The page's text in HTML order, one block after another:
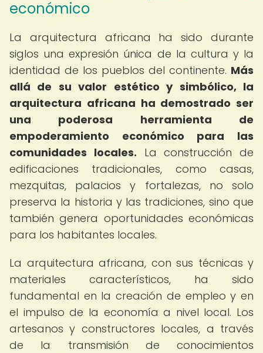
económico
La arquitectura africana ha sido durante
siglos una expresión única de la cultura y la
identidad de los pueblos del continente. Más
allá de su valor estético y simbólico, la
arquitectura africana ha demostrado ser
una poderosa herramienta de
empoderamiento económico para las
comunidades locales. La construcción de
edificaciones tradicionales, como casas,
mezquitas, palacios y fortalezas, no solo
preserva la historia y las tradiciones, sino que
también genera oportunidades económicas
para los habitantes locales.
La arquitectura africana, con sus técnicas y
materiales característicos, ha sido
fundamental en la creación de empleo y en
el impulso de la economía a nivel local. Los
artesanos y constructores locales, a través
de la transmisión de conocimientos